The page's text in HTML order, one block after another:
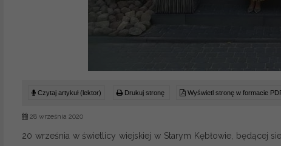
Czytaj artykuł (lektor) Drukuj stronę Wyświetl stronę w formacie
28 września 2020
20 września w świetlicy wiejskiej w Starym Kębłowie, będącej